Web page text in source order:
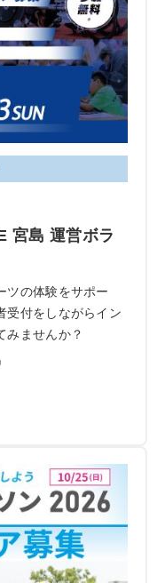
宮島 運営ボラ
ツの体験をサポー
受付をしながらイン
みませんか？